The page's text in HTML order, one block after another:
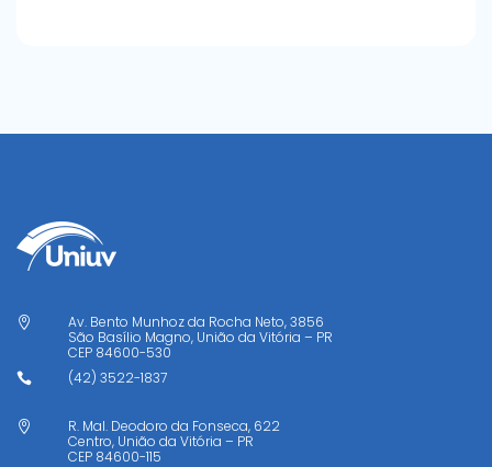

Av. Bento Munhoz da Rocha Neto, 3856
São Basílio Magno, União da Vitória – PR
CEP 84600-530
 (42) 3522-1837

R. Mal. Deodoro da Fonseca, 622
Centro, União da Vitória – PR
CEP 84600-115